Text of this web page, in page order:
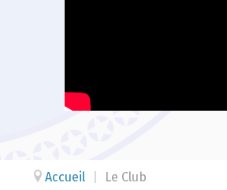
Accueil Le Club